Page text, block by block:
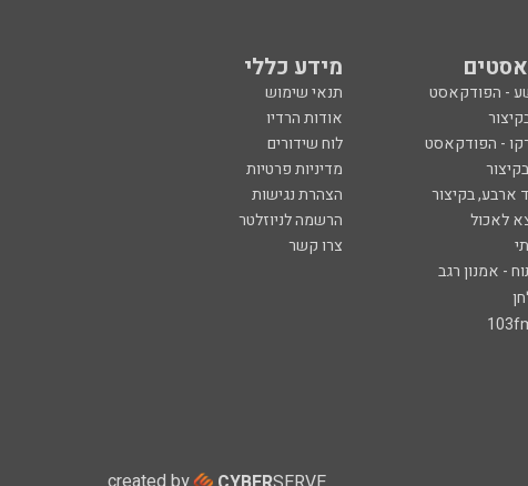
מידע כללי
- הפודקאסט
תנאי שימוש
אודות הרדיו
- הפודקאסט
לוח שידורים
מדיניות פרטיות
ארבע, בקיצור
הצהרת נגישות
לאכול
הרשמה לניוזלטר
צרו קשר
- אמנון רגב